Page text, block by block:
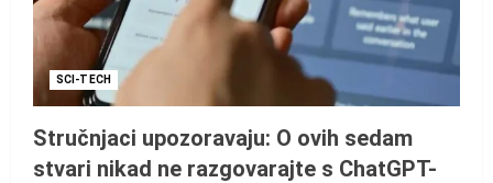
SCI-TECH
Stručnjaci upozoravaju: O ovih sedam
stvari nikad ne razgovarajte s ChatGPT-